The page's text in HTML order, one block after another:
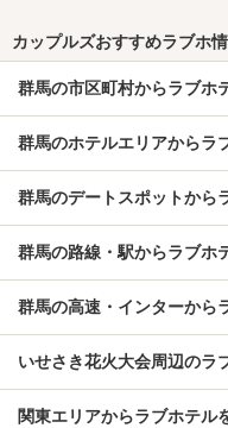
カップルズおすすめラブホ
群馬の市区町村からラブホ
群馬のホテルエリアからラ
群馬のデートスポットから
群馬の路線・駅からラブホ
群馬の高速・インターから
いせさき花火大会周辺のラ
関東エリアからラブホテル